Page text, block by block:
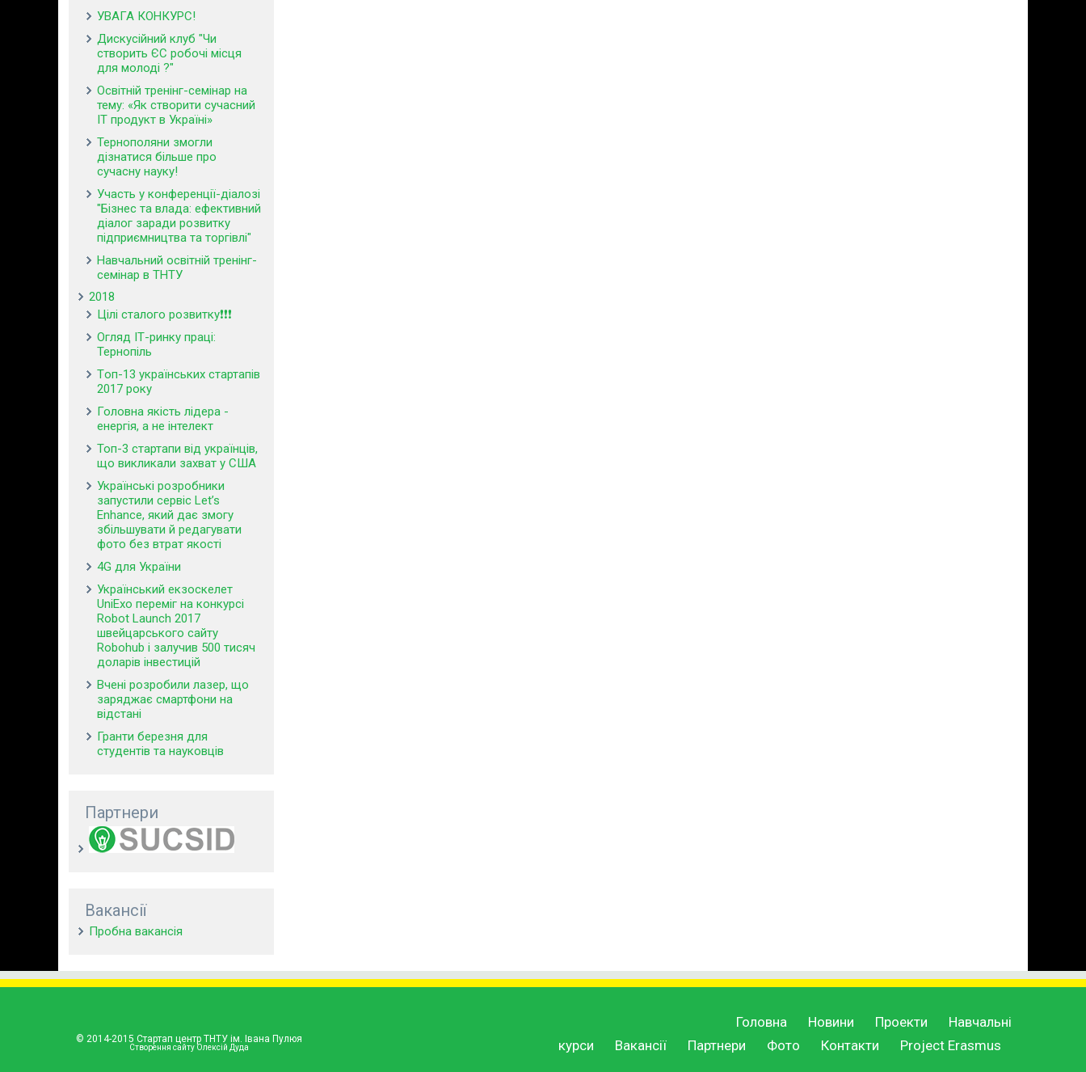
УВАГА КОНКУРС!
Дискусійний клуб "Чи
створить ЄС робочі місця
для молоді ?"
Освітній тренінг-семінар на
тему: «Як створити сучасний
ІТ продукт в Україні»
Тернополяни змогли
дізнатися більше про
сучасну науку!
Участь у конференції-діалозі
"Бізнес та влада: ефективний
діалог заради розвитку
підприємництва та торгівлі"
Навчальний освітній тренінг-
семінар в ТНТУ
2018
Цілі сталого розвитку❗❗❗
Огляд ІТ-ринку праці:
Тернопіль
Tоп-13 українських стартапів
2017 року
Головна якість лідера -
енергія, а не інтелект
Топ-3 стартапи від українців,
що викликали захват у США
Українські розробники
запустили сервіс Let’s
Enhance, який дає змогу
збільшувати й редагувати
фото без втрат якості
4G для України
Український екзоскелет
UniExo переміг на конкурсі
Robot Launch 2017
швейцарського сайту
Robohub і залучив 500 тисяч
доларів інвестицій
Вчені розробили лазер, що
заряджає смартфони на
відстані
Гранти березня для
студентів та науковців
Партнери
Вакансії
Пробна вакансія
© 2014-2015 Стартап центр ТНТУ ім. Івана Пулюя
Створення сайту Олексій Дуда
Головна Новини Проекти
Навчальні
курси
Вакансії Партнери Фото Контакти Project Erasmus